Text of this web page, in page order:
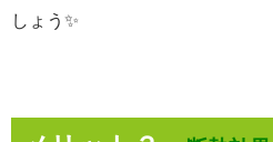
しょう✨